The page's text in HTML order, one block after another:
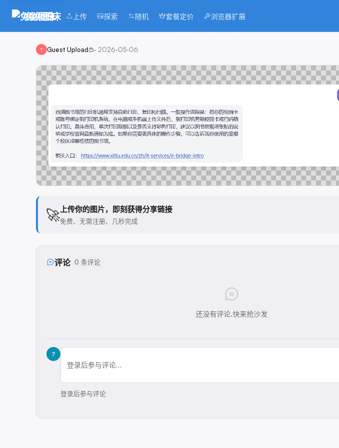
兔兔图床 上传 探索 随机 套餐定价 浏览器扩展
? Guest Upload · 2026-05-06
🚀上传你的图片，即刻获得分享链接
免费、无需注册、几秒完成
评论 0 条评论
还没有评论,快来抢沙发
?
登录后参与评论...
登录后参与评论